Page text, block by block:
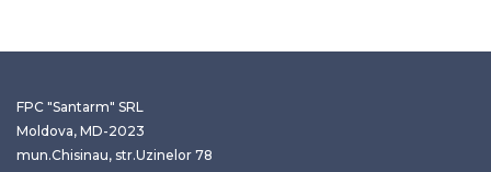
FPC "Santarm" SRL
Moldova, MD-2023
mun.Chisinau, str.Uzinelor 78